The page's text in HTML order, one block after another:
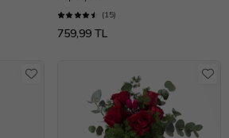
(15)
759,99 TL